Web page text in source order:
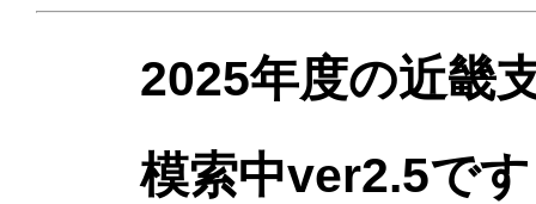
2025年度の近畿
模索中ver2.5です